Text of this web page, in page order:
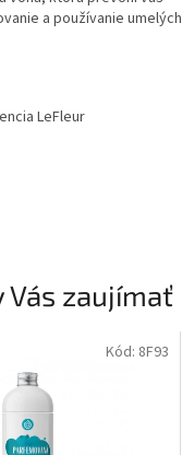
a používanie umelých
LeFleur
Vás zaujímať
Kód: 8F93